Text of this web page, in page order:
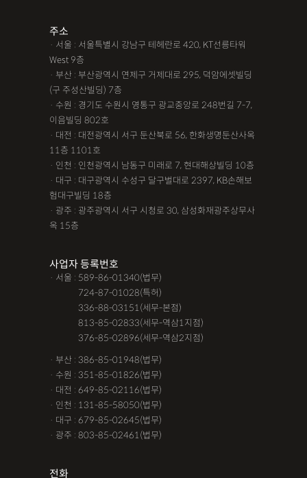
주소
· 서울 : 서울특별시 강남구 테헤란로 420, KT선릉타워
West 9층
· 부산 : 부산광역시 연제구 거제대로 295, 덕암에셋빌딩
(구 주성산빌딩) 7층
· 수원 : 경기도 수원시 영통구 광교중앙로 248번길 7-7,
이음빌딩 802호
· 대전 : 대전광역시 서구 둔산북로 56, 한화생명둔산사옥
11층 1101호
· 인천 : 인천광역시 남동구 미래로 7, 현대해상빌딩 10층
· 대구 : 대구광역시 수성구 달구벌대로 2397, KB손해보
험대구빌딩 18층
· 광주 : 광주광역시 서구 시청로 30, 삼성화재광주상무사
옥 15층
사업자 등록번호
· 서울 : 589-86-01340(법무)
724-87-01028(특허)
336-88-03151(세무-본점)
813-85-02833(세무-역삼1지점)
376-85-02896(세무-역삼2지점)
· 부산 : 386-85-01948(법무)
· 수원 : 351-85-01826(법무)
· 대전 : 649-85-02116(법무)
· 인천 : 131-85-58050(법무)
· 대구 : 679-85-02645(법무)
· 광주 : 803-85-02461(법무)
전화